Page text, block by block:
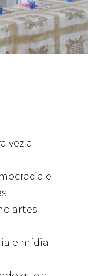
vez a
e
artes
e mídia